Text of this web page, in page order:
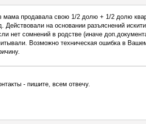
мама продавала свою 1/2 долю + 1/2 долю
Действовали на основании разъяснений
нет сомнений в родстве (иначе
Возможно техническая ошибка в
- пишите, всем отвечу.